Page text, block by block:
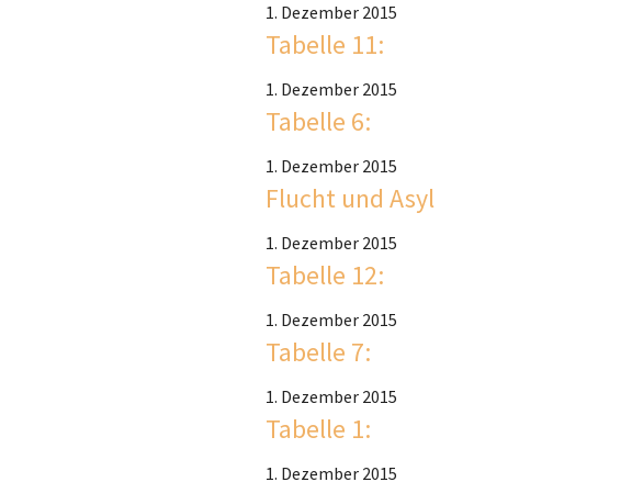
1. Dezember 2015
Tabelle 11:
1. Dezember 2015
Tabelle 6:
1. Dezember 2015
Flucht und Asyl
1. Dezember 2015
Tabelle 12:
1. Dezember 2015
Tabelle 7:
1. Dezember 2015
Tabelle 1:
1. Dezember 2015